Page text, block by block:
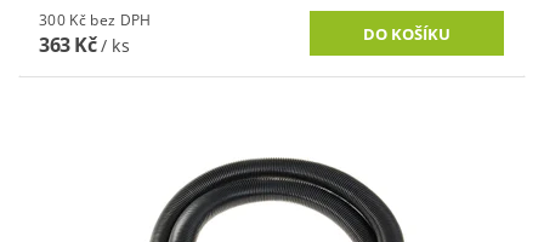
300 Kč bez DPH
363 Kč/ ks